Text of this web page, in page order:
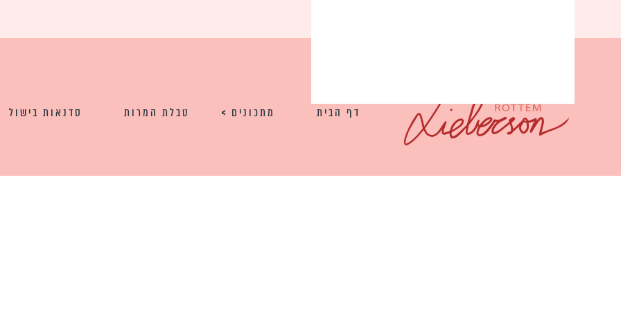
דף הבית מתכונים טבלת המרות סדנאות בישול